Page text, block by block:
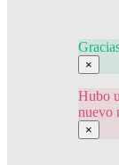
×
Hubo
nuevo
×